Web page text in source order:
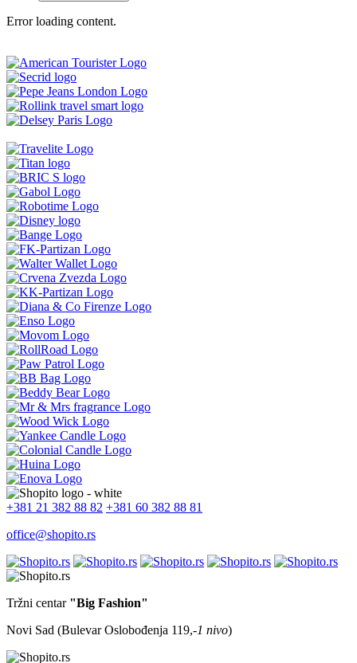
Error loading content.
+381 21 382 88 82 +381 60 382 88 81
office@shopito.rs
Tržni centar "Big Fashion"
Novi Sad (Bulevar Oslobođenja 119,-1 nivo)